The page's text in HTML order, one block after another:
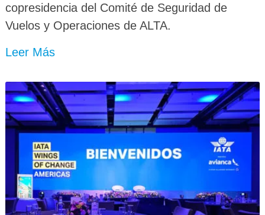
copresidencia del Comité de Seguridad de
Vuelos y Operaciones de ALTA.
Leer Más